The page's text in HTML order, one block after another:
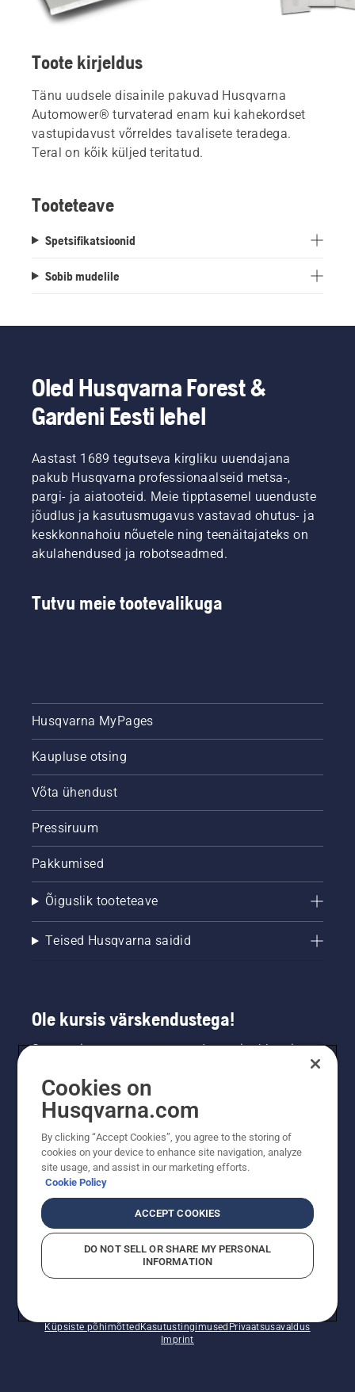
Toote kirjeldus
Tänu uudsele disainile pakuvad Husqvarna
Automower® turvaterad enam kui kahekordset
vastupidavust võrreldes tavalisete teradega.
Teral on kõik küljed teritatud.
Tooteteave
Spetsifikatsioonid
Sobib mudelile
Oled Husqvarna Forest &
Gardeni Eesti lehel
Aastast 1689 tegutseva kirgliku uuendajana
pakub Husqvarna professionaalseid metsa-,
pargi- ja aiatooteid. Meie tipptasemel uuenduste
jõudlus ja kasutusmugavus vastavad ohutus- ja
keskkonnahoiu nõuetele ning teenäitajateks on
akulahendused ja robotseadmed.
Tutvu meie tootevalikuga
Husqvarna MyPages
Kaupluse otsing
Võta ühendust
Pressiruum
Pakkumised
Õiguslik tooteteave
Teised Husqvarna saidid
Ole kursis värskendustega!
Saa uusimat teavet uute toodete, eripakkumiste
saamiseks siin.
Küpsiste põhimõttedKasutustingimused Privaatsusavaldus
Imprint
Cookies on
Husqvarna.com
By clicking “Accept Cookies”, you agree to the storing of
cookies on your device to enhance site navigation, analyze
site usage, and assist in our marketing efforts.
Cookie Policy
ACCEPT COOKIES
DO NOT SELL OR SHARE MY PERSONAL
INFORMATION